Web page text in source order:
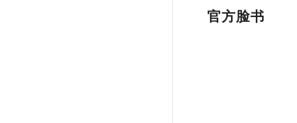
官方脸书